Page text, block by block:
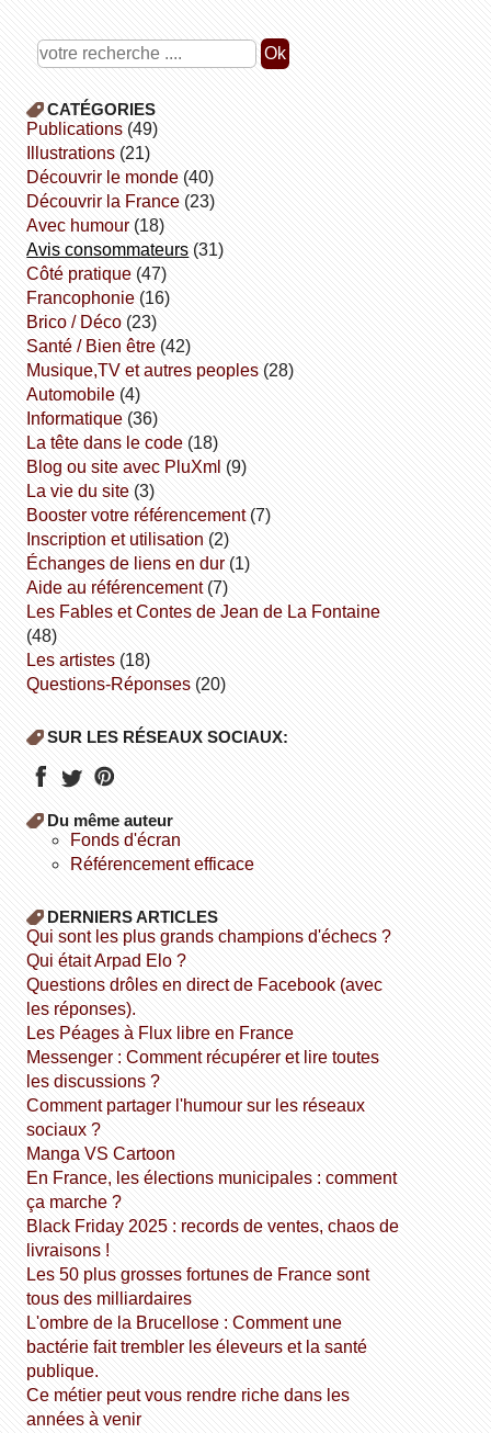
CATÉGORIES
publications (49)
illustrations (21)
découvrir le monde (40)
découvrir la France (23)
avec humour (18)
avis consommateurs (31)
côté pratique (47)
Francophonie (16)
Brico / Déco (23)
Santé / Bien être (42)
Musique,TV et autres peoples (28)
Automobile (4)
informatique (36)
la tête dans le code (18)
Blog ou site avec PluXml (9)
la vie du site (3)
booster votre référencement(7)
inscription et utilisation (2)
échanges de liens en dur (1)
aide au référencement(7)
Les Fables et Contes de Jean de La Fontaine
(48)
Les artistes (18)
Questions-Réponses (20)
SUR LES RÉSEAUX SOCIAUX:
Du même auteur
fonds d'écran
référencement efficace
DERNIERS ARTICLES
Qui sont les plus grands champions d'échecs ?
Qui était Arpad Elo ?
Questions drôles en direct de Facebook (avec
les réponses).
Les Péages à Flux libre en France
Messenger : Comment récupérer et lire toutes
les discussions ?
Comment partager l'humour sur les réseaux
sociaux ?
Manga VS Cartoon
En France, les élections municipales : comment
ça marche ?
Black Friday 2025 : records de ventes, chaos de
livraisons !
Les 50 plus grosses fortunes de France sont
tous des milliardaires
L'ombre de la Brucellose : Comment une
bactérie fait trembler les éleveurs et la santé
publique.
Ce métier peut vous rendre riche dans les
années à venir